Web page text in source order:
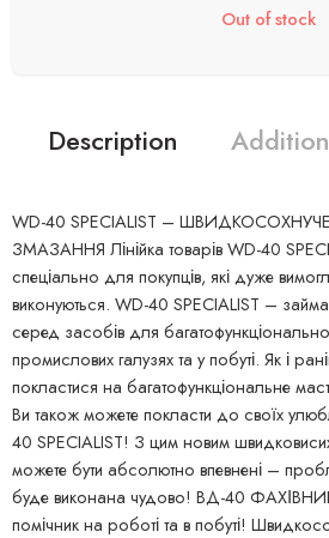
Out of stock
Description
WD-40 SPECIALIST –
ЗМАЗАННЯ Лінійка товарів WD-40
спеціально для покупців, які дуже
виконуються. WD-40 SPECIALIST –
серед засобів для
промислових галузях та у побуті. Як і
покластися на багатофункціональне
Ви також можете покласти до своїх
40 SPECIALIST! З цим новим
можете бути абсолютно впевнені –
буде виконана чудово! ВД-40
помічник на роботі та в побуті!